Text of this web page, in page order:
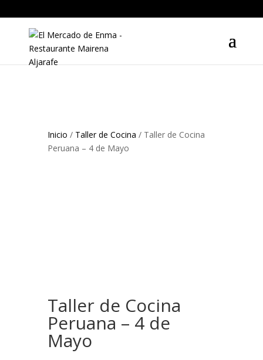
Inicio / Taller de Cocina / Taller de Cocina
Peruana – 4 de Mayo
Taller de Cocina
Peruana – 4 de
Mayo